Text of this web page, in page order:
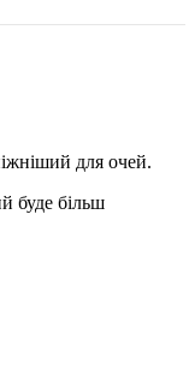
для очей.
буде більш